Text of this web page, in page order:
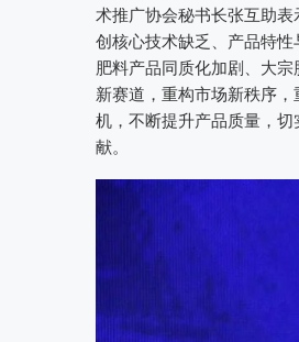
术推广协会秘书长张互助
创核心技术缺乏、产品特
肥料产品同质化加剧、大
新赛道，重构市场新秩序
机，不断提升产品质量，
献。